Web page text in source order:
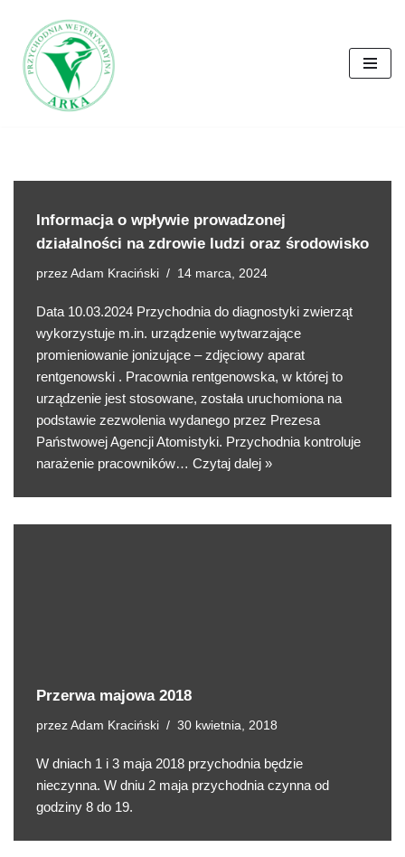
Przejdź
do
treści
Informacja o wpływie prowadzonej
działalności na zdrowie ludzi oraz środowisko
przez Adam Kraciński 14 marca, 2024
Data 10.03.2024 Przychodnia do diagnostyki zwierząt
wykorzystuje m.in. urządzenie wytwarzające
promieniowanie jonizujące – zdjęciowy aparat
rentgenowski . Pracownia rentgenowska, w której to
urządzenie jest stosowane, została uruchomiona na
podstawie zezwolenia wydanego przez Prezesa
Państwowej Agencji Atomistyki. Przychodnia kontroluje
narażenie pracowników… Czytaj dalej »
Przerwa majowa 2018
przez Adam Kraciński 30 kwietnia, 2018
W dniach 1 i 3 maja 2018 przychodnia będzie
nieczynna. W dniu 2 maja przychodnia czynna od
godziny 8 do 19.